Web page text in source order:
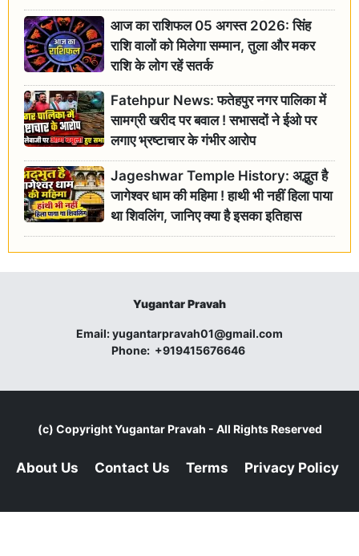
आज का राशिफल 05 अगस्त 2026: सिंह
राशि वालों को मिलेगा सम्मान, तुला और मकर
राशि के लोग रहें सतर्क
Fatehpur News: फतेहपुर नगर पालिका में
सामग्री खरीद पर बवाल ! सभासदों ने ईओ पर
लगाए भ्रष्टाचार के गंभीर आरोप
Jageshwar Temple History: अद्भुत है
जागेश्वर धाम की महिमा ! हाथी भी नहीं हिला पाया
था शिवलिंग, जानिए क्या है इसका इतिहास
Yugantar Pravah
Email:yugantarpravah01@gmail.com
Phone: +919415676646
(c) CopyrightYugantar Pravah - All Rights Reserved
About Us Contact Us Terms Privacy Policy